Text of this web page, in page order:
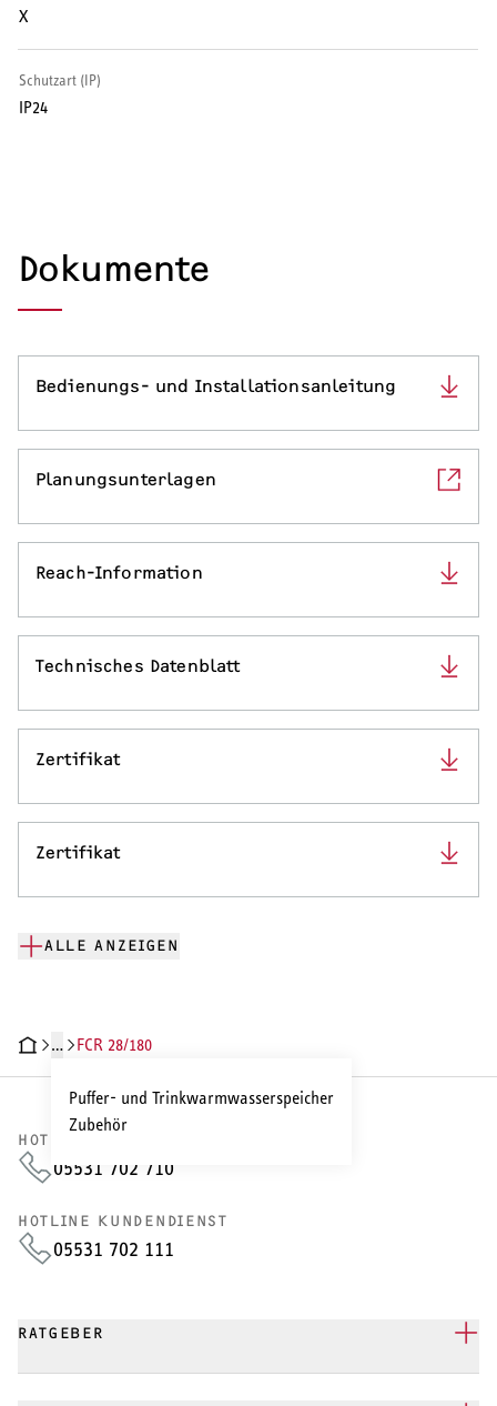
X
Schutzart (IP)
IP24
Dokumente
Bedienungs- und Installationsanleitung
Planungsunterlagen
Reach-Information
Technisches Datenblatt
Zertifikat
Zertifikat
ALLE ANZEIGEN
DATENDOKUMENTE
…
Puffer- und Trinkwarmwasserspeicher
Zubehör
FCR 28/180
HOTLINE VERTRIEB
05531 702 710
HOTLINE KUNDENDIENST
05531 702 111
RATGEBER